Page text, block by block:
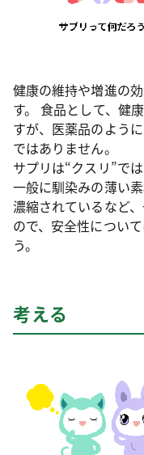
健康の維持や増進の
す。 食品として、健
すが、医薬品のよう
ではありません。
サプリは“クスリ”では
一般に馴染みの薄い
濃縮されているなど
ので、安全性につい
う。
考える